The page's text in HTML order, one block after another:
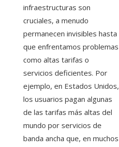
infraestructuras son
cruciales, a menudo
permanecen invisibles hasta
que enfrentamos problemas
como altas tarifas o
servicios deficientes. Por
ejemplo, en Estados Unidos,
los usuarios pagan algunas
de las tarifas más altas del
mundo por servicios de
banda ancha que, en muchos